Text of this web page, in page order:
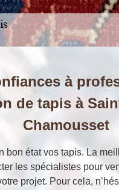
à
de tapis à
Chamousset
bon état vos tapis. La
les spécialistes pour
projet. Pour cela,